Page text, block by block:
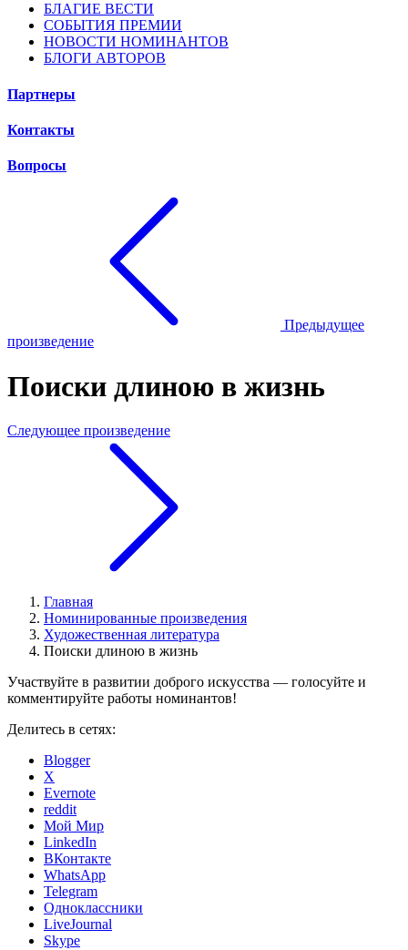
БЛАГИЕ ВЕСТИ
СОБЫТИЯ ПРЕМИИ
НОВОСТИ НОМИНАНТОВ
БЛОГИ АВТОРОВ
Партнеры
Контакты
Вопросы
Предыдущее
произведение
Поиски длиною в жизнь
Следующее произведение
Главная
Номинированные произведения
Художественная литература
Поиски длиною в жизнь
Участвуйте в развитии доброго искусства — голосуйте и
комментируйте работы номинантов!
Делитесь в сетях:
Blogger
X
Evernote
reddit
Мой Мир
LinkedIn
ВКонтакте
WhatsApp
Telegram
Одноклассники
LiveJournal
Skype